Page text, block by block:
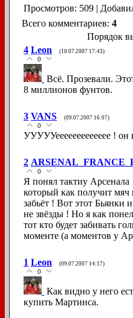
Просмотров: 509 |
Всего комментариев: 4
Порядок
4 Leon (10.07.2007 17:43)
0
Всё. Прозевали.
8 миллионов фунтов.
3 VANS (09.07.2007 16:07)
0
УУУУУеееееееееееее ! он
2
0
Я понял тактиу
который как получит мяч
забьёт ! Вот этот
не звёзды ! Но я как
тот кто будет забивать
моменте (а моментов у
1 Leon (09.07.2007 14:17)
0
Как видно у него
купить Мартинса.